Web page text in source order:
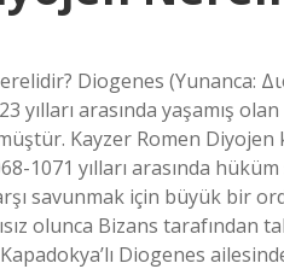
Diogenes (Yunanca:
yılları arasında yaşamış
Kayzer Romen Diyojen
1071 yılları arasında
savunmak için büyük bir
olunca Bizans
Diogenes